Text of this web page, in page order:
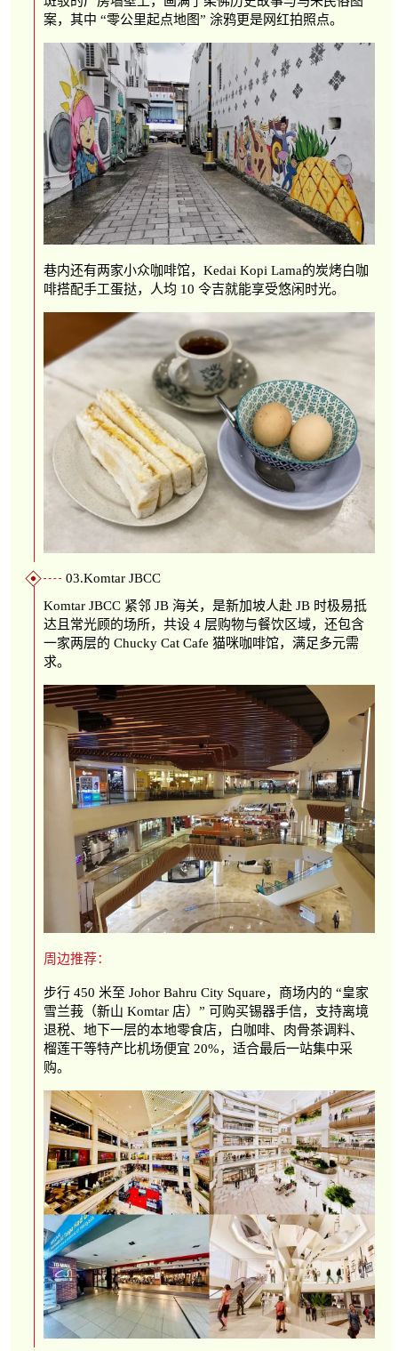
案，其中 “零公里起点地图” 涂鸦更是网红拍照点。
巷内还有两家小众咖啡馆，Kedai Kopi Lama的炭烤白咖
啡搭配手工蛋挞，人均 10 令吉就能享受悠闲时光。
03.Komtar JBCC
Komtar JBCC 紧邻 JB 海关，是新加坡人赴 JB 时极易抵
达且常光顾的场所，共设 4 层购物与餐饮区域，还包含
一家两层的 Chucky Cat Cafe 猫咪咖啡馆，满足多元需
求。
周边推荐：
步行 450 米至 Johor Bahru City Square，商场内的 “皇家
雪兰莪（新山 Komtar 店）” 可购买锡器手信，支持离境
退税、地下一层的本地零食店，白咖啡、肉骨茶调料、
榴莲干等特产比机场便宜 20%，适合最后一站集中采
购。